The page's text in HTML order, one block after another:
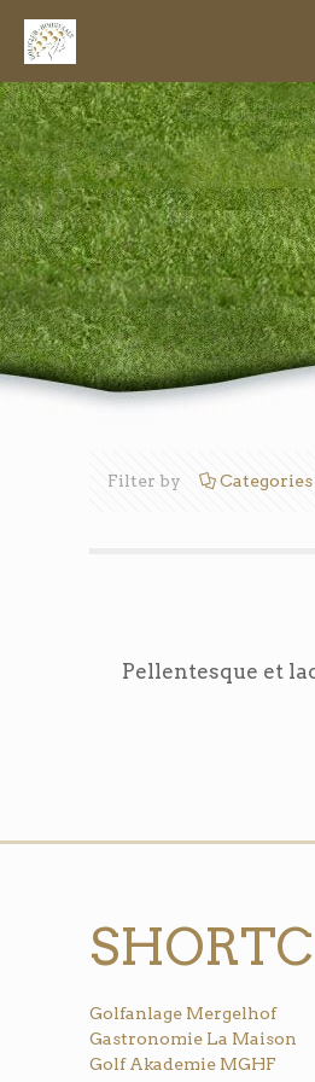
Filter by Categories
Pellentesque et
Golfanlage Mergelhof
Gastronomie La Maison
Golf Akademie MGHF